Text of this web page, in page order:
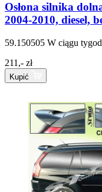
Osłona silnika
2004-2010, diesel,
59.150505 W ciągu
211,- zł
Kupić